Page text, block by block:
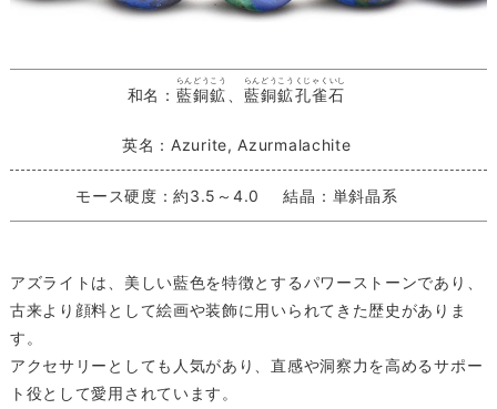
和名： 藍銅鉱
らんどうこう
藍銅鉱孔雀石
らんどうこうくじゃくいし
英名：Azurite, Azurmalachite
モース硬度：約3.5～4.0 結晶：単斜晶系
アズライトは、美しい藍色を特徴とするパワーストーンであり、
古来より顔料として絵画や装飾に用いられてきた歴史がありま
す。
アクセサリーとしても人気があり、直感や洞察力を高めるサポー
ト役として愛用されています。